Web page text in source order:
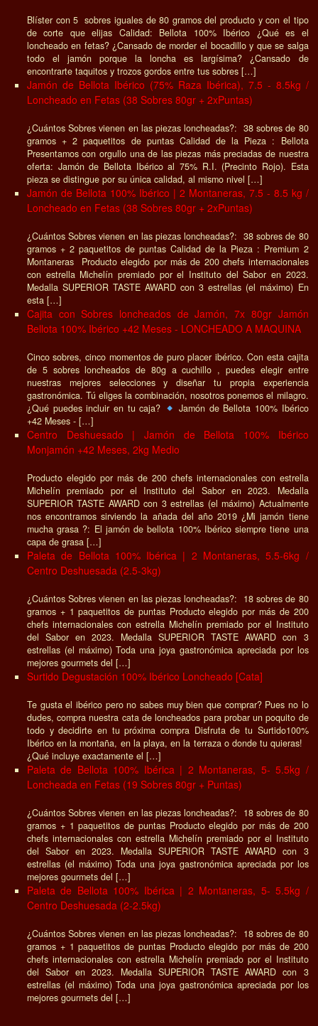
Blíster con 5 sobres iguales de 80 gramos del producto y con el tipo
de corte que elijas Calidad: Bellota 100% Ibérico ¿Qué es el
loncheado en fetas? ¿Cansado de morder el bocadillo y que se salga
todo el jamón porque la loncha es largísima? ¿Cansado de
encontrarte taquitos y trozos gordos entre tus sobres […]
Jamón de Bellota Ibérico (75% Raza Ibérica), 7.5 - 8.5kg /
Loncheado en Fetas (38 Sobres 80gr + 2xPuntas)
¿Cuántos Sobres vienen en las piezas loncheadas?: 38 sobres de 80
gramos + 2 paquetitos de puntas Calidad de la Pieza : Bellota
Presentamos con orgullo una de las piezas más preciadas de nuestra
oferta: Jamón de Bellota Ibérico al 75% R.I. (Precinto Rojo). Esta
pieza se distingue por su única calidad, al mismo nivel […]
Jamón de Bellota 100% Ibérico | 2 Montaneras, 7.5 - 8.5 kg /
Loncheado en Fetas (38 Sobres 80gr + 2xPuntas)
¿Cuántos Sobres vienen en las piezas loncheadas?: 38 sobres de 80
gramos + 2 paquetitos de puntas Calidad de la Pieza : Premium 2
Montaneras Producto elegido por más de 200 chefs internacionales
con estrella Michelín premiado por el Instituto del Sabor en 2023.
Medalla SUPERIOR TASTE AWARD con 3 estrellas (el máximo) En
esta […]
Cajita con Sobres loncheados de Jamón, 7x 80gr Jamón
Bellota 100% Ibérico +42 Meses - LONCHEADO A MAQUINA
Cinco sobres, cinco momentos de puro placer ibérico. Con esta cajita
de 5 sobres loncheados de 80g a cuchillo , puedes elegir entre
nuestras mejores selecciones y diseñar tu propia experiencia
gastronómica. Tú eliges la combinación, nosotros ponemos el milagro.
¿Qué puedes incluir en tu caja?
Jamón de Bellota 100% Ibérico
+42 Meses - […]
Centro Deshuesado | Jamón de Bellota 100% Ibérico
Monjamón +42 Meses, 2kg Medio
Producto elegido por más de 200 chefs internacionales con estrella
Michelín premiado por el Instituto del Sabor en 2023. Medalla
SUPERIOR TASTE AWARD con 3 estrellas (el máximo) Actualmente
nos encontramos sirviendo la añada del año 2019 ¿Mi jamón tiene
mucha grasa ?: El jamón de bellota 100% Ibérico siempre tiene una
capa de grasa […]
Paleta de Bellota 100% Ibérica | 2 Montaneras, 5.5-6kg /
Centro Deshuesada (2.5-3kg)
¿Cuántos Sobres vienen en las piezas loncheadas?: 18 sobres de 80
gramos + 1 paquetitos de puntas Producto elegido por más de 200
chefs internacionales con estrella Michelín premiado por el Instituto
del Sabor en 2023. Medalla SUPERIOR TASTE AWARD con 3
estrellas (el máximo) Toda una joya gastronómica apreciada por los
mejores gourmets del […]
Surtido Degustación 100% Ibérico Loncheado [Cata]
Te gusta el ibérico pero no sabes muy bien que comprar? Pues no lo
dudes, compra nuestra cata de loncheados para probar un poquito de
todo y decidirte en tu próxima compra Disfruta de tu Surtido100%
Ibérico en la montaña, en la playa, en la terraza o donde tu quieras!
¿Qué incluye exactamente el […]
Paleta de Bellota 100% Ibérica | 2 Montaneras, 5- 5.5kg /
Loncheada en Fetas (19 Sobres 80gr + Puntas)
¿Cuántos Sobres vienen en las piezas loncheadas?: 18 sobres de 80
gramos + 1 paquetitos de puntas Producto elegido por más de 200
chefs internacionales con estrella Michelín premiado por el Instituto
del Sabor en 2023. Medalla SUPERIOR TASTE AWARD con 3
estrellas (el máximo) Toda una joya gastronómica apreciada por los
mejores gourmets del […]
Paleta de Bellota 100% Ibérica | 2 Montaneras, 5- 5.5kg /
Centro Deshuesada (2-2.5kg)
¿Cuántos Sobres vienen en las piezas loncheadas?: 18 sobres de 80
gramos + 1 paquetitos de puntas Producto elegido por más de 200
chefs internacionales con estrella Michelín premiado por el Instituto
del Sabor en 2023. Medalla SUPERIOR TASTE AWARD con 3
estrellas (el máximo) Toda una joya gastronómica apreciada por los
mejores gourmets del […]